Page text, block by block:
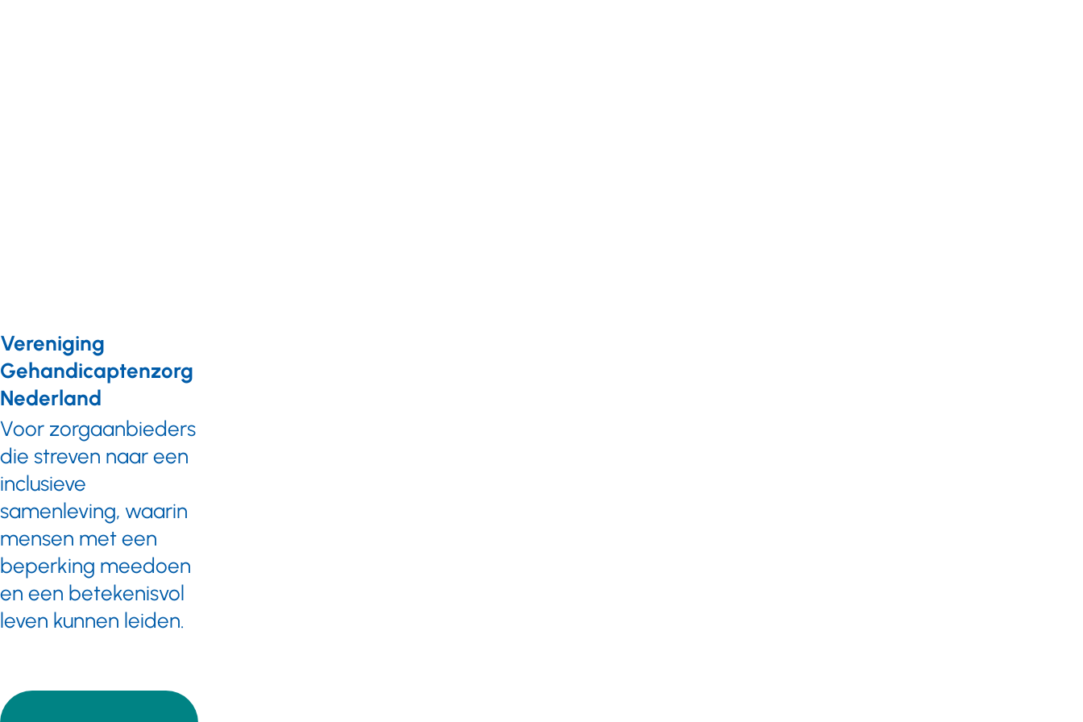
Vereniging
Gehandicaptenzorg
Nederland
Voor zorgaanbieders
die streven naar een
inclusieve
samenleving, waarin
mensen met een
beperking meedoen
en een betekenisvol
leven kunnen leiden.